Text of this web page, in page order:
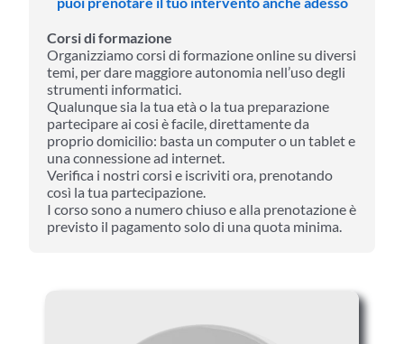
Corsi di formazione
Organizziamo corsi di formazione online su diversi
temi, per dare maggiore autonomia nell’uso degli
strumenti informatici.
Qualunque sia la tua età o la tua preparazione
partecipare ai cosi è facile, direttamente da
proprio domicilio: basta un computer o un tablet e
una connessione ad internet.
Verifica i nostri corsi e iscriviti ora, prenotando
così la tua partecipazione.
I corso sono a numero chiuso e alla prenotazione è
previsto il pagamento solo di una quota minima.